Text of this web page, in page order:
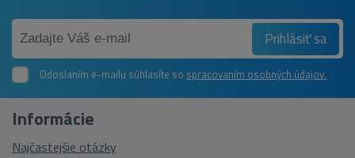
Prihlásiť sa
Odoslaním e-mailu súhlasíte so spracovaním osobných údajov.
Informácie
Najčastejšie otázky